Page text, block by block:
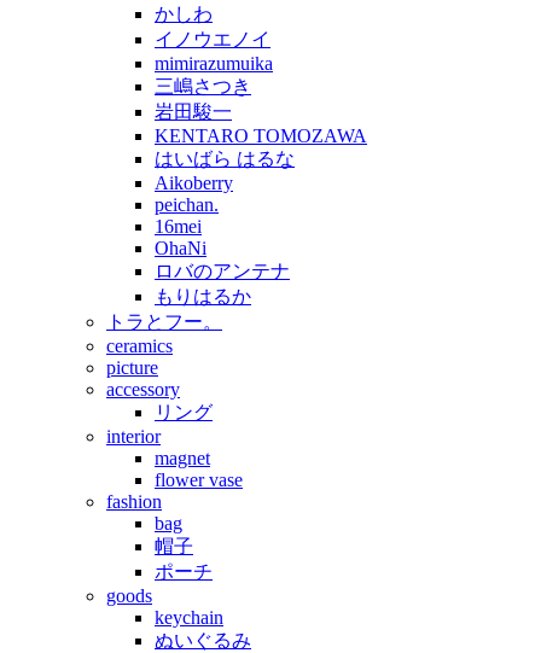
かしわ
イノウエノイ
mimirazumuika
三嶋さつき
岩田駿一
KENTARO TOMOZAWA
はいばら はるな
Aikoberry
peichan.
16mei
OhaNi
ロバのアンテナ
もりはるか
トラとフー。
ceramics
picture
accessory
リング
interior
magnet
flower vase
fashion
bag
帽子
ポーチ
goods
keychain
ぬいぐるみ